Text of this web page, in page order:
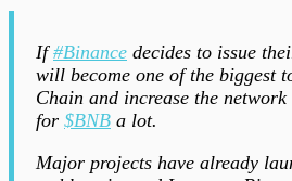
If#Binance decides to issue
will become one of the biggest
Chain and increase the
for $BNB a lot.
Major projects have already